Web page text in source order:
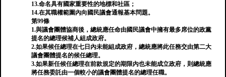
13.命名具有國家重要性的地標和社區；
14.在其職權範圍內向國民議會通報基本問題。
第99條
1.與議會團體協商後，總統應任命由國民議會中擁有最多席位的政黨
提名的總理候補人組成政府。
2.如果候任總理在七日內未能組成政府，總統應將此任務交由第二大
議會團體提名的候任總理。
3.如果新任候任總理在前款規定的期限內也未能成立政府，則總統應
將任務委託由一個較小的議會團體提名的總理任職。